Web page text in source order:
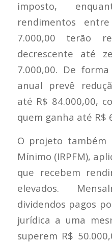
imposto,
rendimentos
7.000,00 terão
decrescente até
7.000,00. De
anual prevê
até R$ 84.000,00,
quem ganha até R$
O projeto também
Mínimo (IRPFM),
que recebem
elevados.
dividendos pagos
jurídica a uma
superem R$